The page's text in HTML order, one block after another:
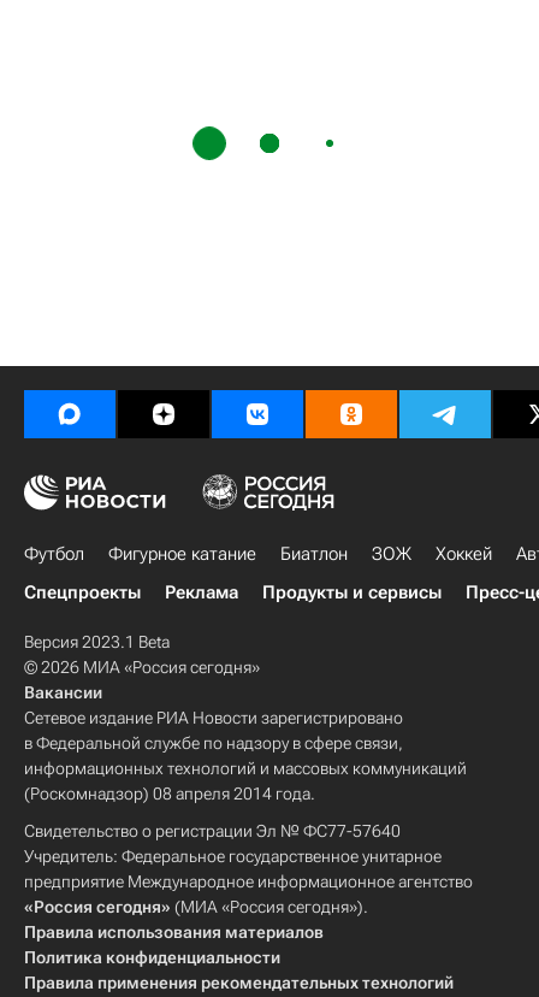
Футбол Фигурное катание Биатлон ЗОЖ Хоккей
Спецпроекты
Реклама Продукты и сервисы Пресс-
Версия 2023.1 Beta
© 2026 МИА «Россия сегодня»
Вакансии
Сетевое издание РИА Новости зарегистрировано
в Федеральной службе по надзору в сфере связи,
информационных технологий и массовых коммуникаций
(Роскомнадзор) 08 апреля 2014 года.
Свидетельство о регистрации Эл № ФС77-57640
Учредитель: Федеральное государственное унитарное
предприятие Международное информационное агентство
«Россия сегодня» (МИА «Россия сегодня»).
Правила использования материалов
Политика конфиденциальности
Правила применения рекомендательных технологий